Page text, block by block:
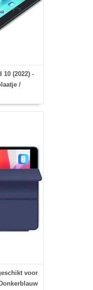
10 (2022) -
/
Glass
voor